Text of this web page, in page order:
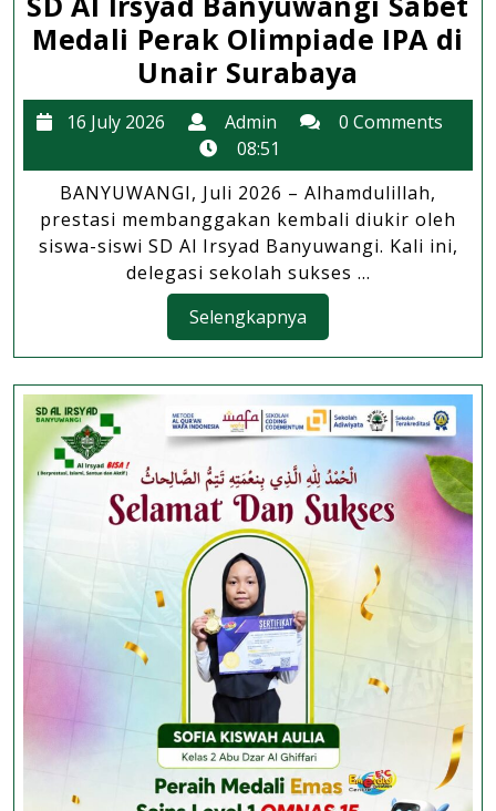
Medali Perak Olimpiade IPA di
Unair Surabaya
Nasional
2026:
Siswa
SD
Al
Irsyad
Medali
Perak
IPA
di
Unair
Surabaya
16 July 2026
16
July
2026
Admin Admin0 Comments
08:51
BANYUWANGI, Juli 2026 – Alhamdulillah,
prestasi membanggakan kembali diukir oleh
siswa-siswi SD Al Irsyad Banyuwangi. Kali ini,
delegasi sekolah sukses ...
Selengkapnya